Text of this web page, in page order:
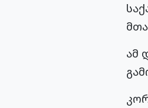
ამ